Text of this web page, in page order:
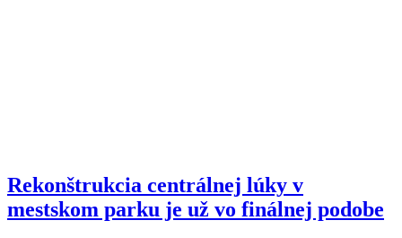
Rekonštrukcia centrálnej lúky v
mestskom parku je už vo finálnej podobe